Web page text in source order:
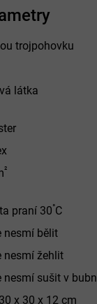
trojpohovku
látka
²
praní 30°C
nesmí bělit
nesmí žehlit
nesmí sušit v
x 30 x 12 cm